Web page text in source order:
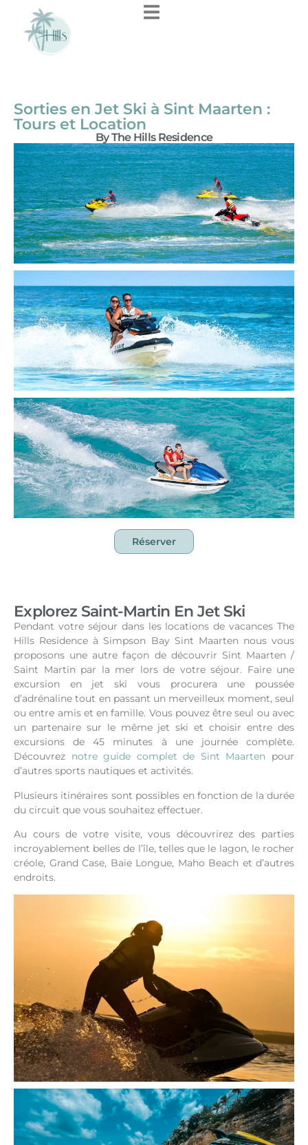
Sorties en Jet Ski à Sint Maarten :
Tours et Location
By The Hills Residence
Réserver
Explorez Saint-Martin En Jet Ski
Pendant votre séjour dans les locations de vacances The
Hills Residence à Simpson Bay Sint Maarten nous vous
proposons une autre façon de découvrir Sint Maarten /
Saint Martin par la mer lors de votre séjour. Faire une
excursion en jet ski vous procurera une poussée
d’adrénaline tout en passant un merveilleux moment, seul
ou entre amis et en famille. Vous pouvez être seul ou avec
un partenaire sur le même jet ski et choisir entre des
excursions de 45 minutes à une journée complète.
Découvrez notre guide complet de Sint Maarten pour
d’autres sports nautiques et activités.
Plusieurs itinéraires sont possibles en fonction de la durée
du circuit que vous souhaitez effectuer.
Au cours de votre visite, vous découvrirez des parties
incroyablement belles de l’île, telles que le lagon, le rocher
créole, Grand Case, Baie Longue, Maho Beach et d’autres
endroits.